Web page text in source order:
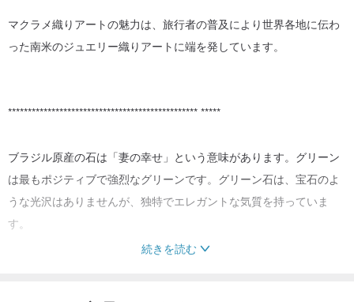
マクラメ織りアートの魅力は、旅行者の普及により世界各地に伝わ
った南米のジュエリー織りアートに端を発しています。
************************************************ *****
ブラジル原産の石は「妻の幸せ」という意味があります。グリーン
は最もポジティブで強烈なグリーンです。グリーン石は、宝石のよ
うな光沢はありませんが、独特でエレガントな気質を持っていま
す。
続きを読む